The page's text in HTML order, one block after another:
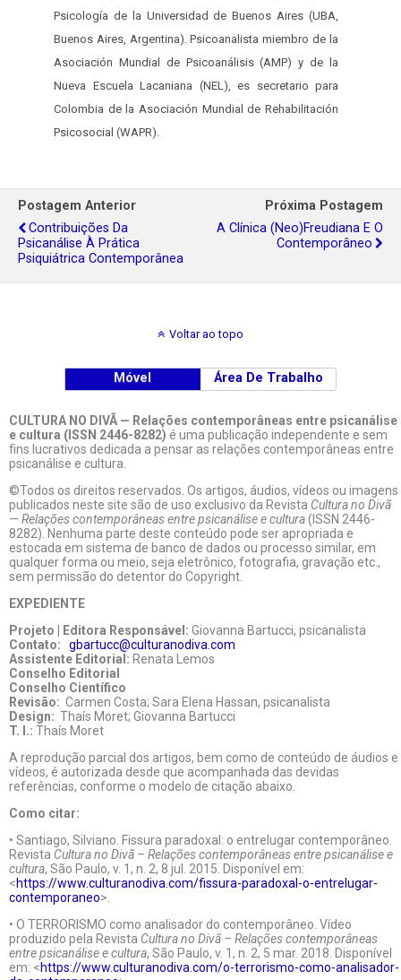
Psicología de la Universidad de Buenos Aires (UBA,
Buenos Aires, Argentina). Psicoanalista miembro de la
Asociación Mundial de Psicoanálisis (AMP) y de la
Nueva Escuela Lacaniana (NEL), es secretario para
Colombia de la Asociación Mundial de Rehabilitación
Psicosocial (WAPR).
Postagem Anterior
Contribuições Da
Psicanálise À Prática
Psiquiátrica Contemporânea
Próxima Postagem
A Clínica (Neo)Freudiana E O
Contemporâneo
Voltar ao topo
Móvel Área De Trabalho
CULTURA NO DIVÃ — Relações contemporâneas entre psicanálise
e cultura (ISSN 2446-8282) é uma publicação independente e sem
fins lucrativos dedicada a pensar as relações contemporâneas entre
psicanálise e cultura.
©Todos os direitos reservados. Os artigos, áudios, vídeos ou imagens
publicados neste site são de uso exclusivo da Revista Cultura no Divã
— Relações contemporâneas entre psicanálise e cultura(ISSN 2446-
8282). Nenhuma parte deste conteúdo pode ser apropriada e
estocada em sistema de banco de dados ou processo similar, em
qualquer forma ou meio, seja eletrônico, fotografia, gravação etc.,
sem permissão do detentor do Copyright.
EXPEDIENTE
Projeto | Editora Responsável: Giovanna Bartucci, psicanalista
Contato: gbartucc@culturanodiva.com
Assistente Editorial: Renata Lemos
Conselho Editorial
Conselho Científico
Revisão: Carmen Costa; Sara Elena Hassan, psicanalista
Design: Thaís Moret; Giovanna Bartucci
T. I.: Thaís Moret
A reprodução parcial dos artigos, bem como de conteúdo de áudios e
vídeos, é autorizada desde que acompanhada das devidas
referências, conforme o modelo de citação abaixo.
Como citar:
• Santiago, Silviano. Fissura paradoxal: o entrelugar contemporâneo.
Revista Cultura no Divã – Relações contemporâneas entre psicanálise e
cultura, São Paulo, v. 1, n. 2, 8 jul. 2015. Disponível em:
<https://www.culturanodiva.com/fissura-paradoxal-o-entrelugar-
contemporaneo>.
• O TERRORISMO como analisador do contemporâneo. Vídeo
produzido pela Revista Cultura no Divã – Relações contemporâneas
entre psicanálise e cultura, São Paulo, v. 1, n. 2, 5 mar. 2018. Disponível
em: <https://www.culturanodiva.com/o-terrorismo-como-analisador-